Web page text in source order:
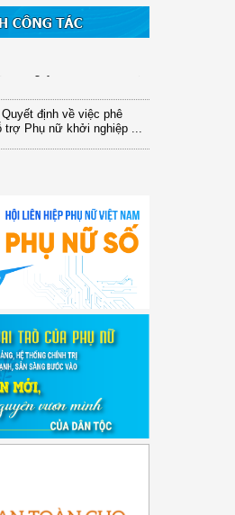
ngày 9/9/2025 của Bộ
định về việc phê
trợ Phụ nữ khởi nghiệp ...